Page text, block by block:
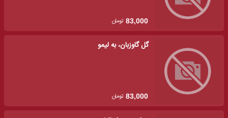
83,000 تومان
گل گاوزبان، به لیمو
83,000 تومان